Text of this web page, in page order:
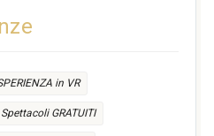
in VR
Spettacoli GRATUITI